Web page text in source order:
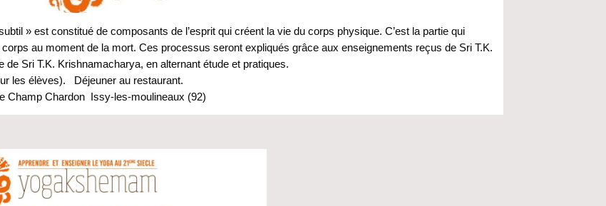
» est constitué de composants de l’esprit qui créent la vie du corps physique. C’est la partie qui
au moment de la mort. Ces processus seront expliqués grâce aux enseignements reçus de Sri T.K.
de Sri T.K. Krishnamacharya, en alternant étude et pratiques.
les élèves). Déjeuner au restaurant.
Champ Chardon Issy-les-moulineaux (92)